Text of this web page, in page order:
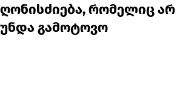
ღონისძიება, რომელიც არ
უნდა გამოტოვო